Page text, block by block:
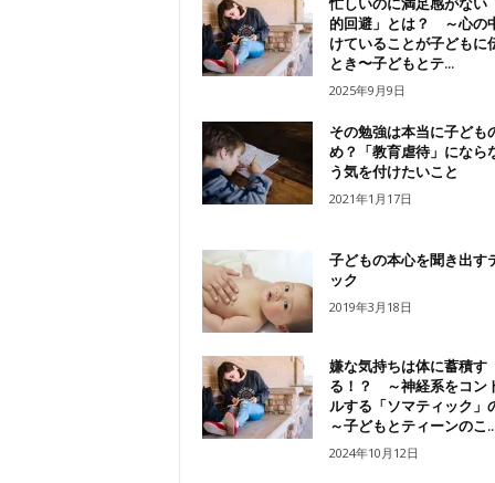
的回避」とは？ ～心の
けていることが子どもに
とき〜子どもとテ...
2025年9月9日
その勉強は本当に子ども
め？「教育虐待」になら
う気を付けたいこと
2021年1月17日
子どもの本心を聞き出す
ック
2019年3月18日
嫌な気持ちは体に蓄積す
る！？ ～神経系をコン
ルする「ソマティック」
～子どもとティーンのこ
2024年10月12日